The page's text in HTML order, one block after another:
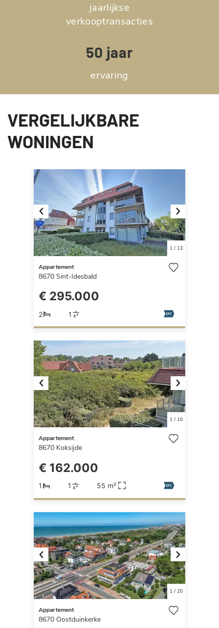
jaarlijkse
verkooptransacties
50 jaar
ervaring
VERGELIJKBARE
WONINGEN
Previous Next
1/ 13
Appartement
8670 Sint-Idesbald
€ 295.000
2 1
Previous Next
1/ 10
Appartement
8670 Koksijde
€ 162.000
1 1 55 m²
Previous Next
1/ 20
Appartement
8670 Oostduinkerke